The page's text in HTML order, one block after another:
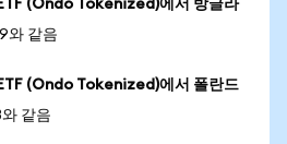
(Ondo Tokenized)에서 방글라
와 같음
(Ondo Tokenized)에서 폴란드
같음